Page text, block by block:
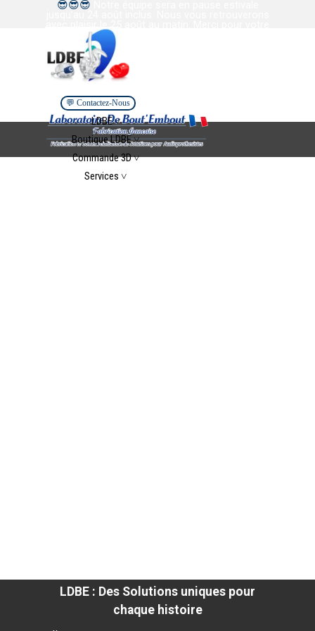
Aller au contenu
😎😎😎
confiance et votre collaboration. Bel été à tous.
💬 Contactez-Nous
Sauter le menu
LDBE ˅
▼
Boutique LDBE ˅
▼
Commande 3D ˅
▼
Services ˅
LDBE : Des Solutions uniques pour
chaque histoire